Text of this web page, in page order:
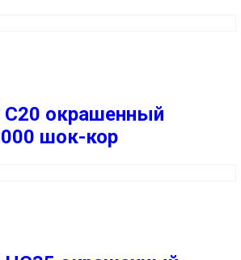
С20 окрашенный
шок-кор